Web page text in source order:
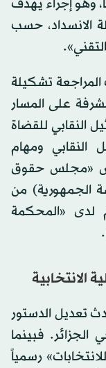
وهو إجراء يهدف
الانسداد، حسب
تشكيلة
على المسار
النقابي للقضاة
النقابي ومهام
«مجلس حقوق
الجمهورية) من
لدى «المحكمة
الانتخابية
تعديل الدستور
الجزائر. فبينما
رسمياً